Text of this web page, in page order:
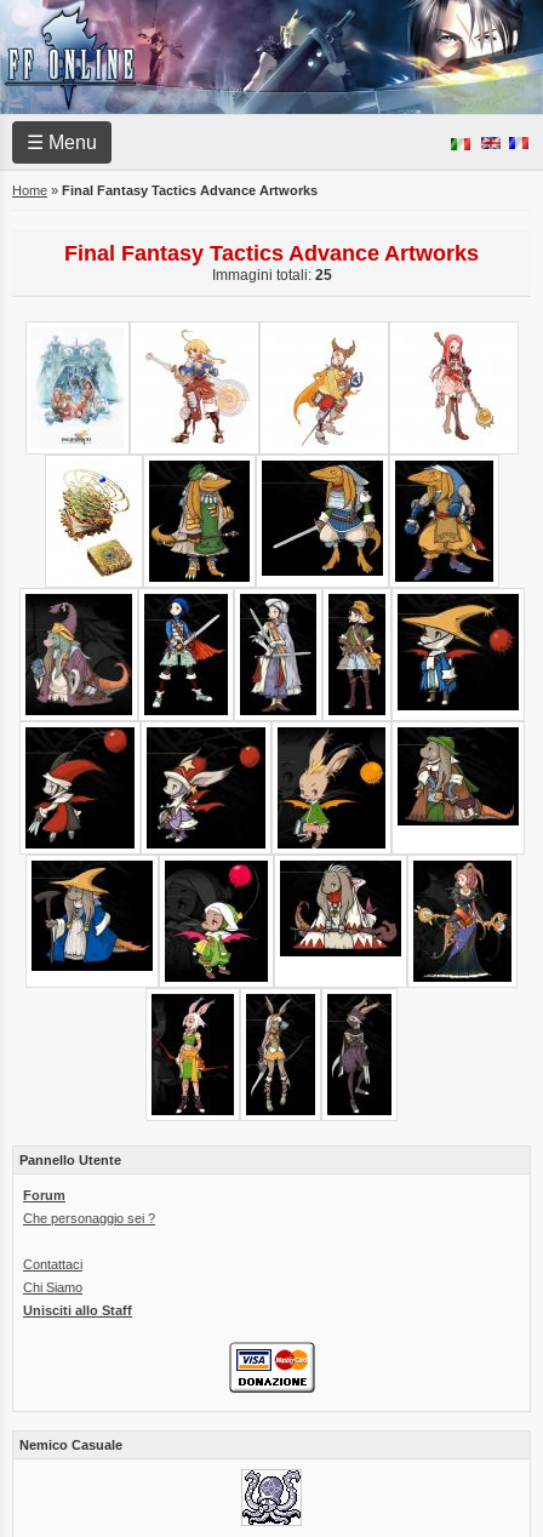
☰ Menu
Home » Final Fantasy Tactics Advance Artworks
Final Fantasy Tactics Advance Artworks
Immagini totali: 25
Pannello Utente
Forum
Che personaggio sei ?
Contattaci
Chi Siamo
Unisciti allo Staff
Nemico Casuale